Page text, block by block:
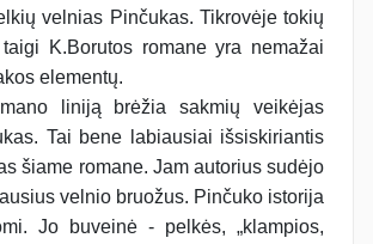
velnias Pinčukas. Tikrovėje tokių
K.Borutos romane yra nemažai
elementų.
liniją brėžia sakmių veikėjas
Tai bene labiausiai išsiskiriantis
šiame romane. Jam autorius sudėjo
velnio bruožus. Pinčuko istorija
Jo buveinė - pelkės, „klampios,